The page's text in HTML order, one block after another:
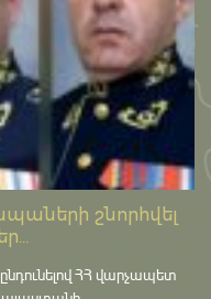
շնորհվել
ՀՀ վարչապետ